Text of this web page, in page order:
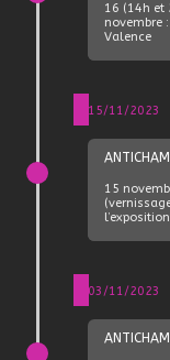
16 (14h et
novembre
Valence
15/11/2023
15
l’exposition
03/11/2023